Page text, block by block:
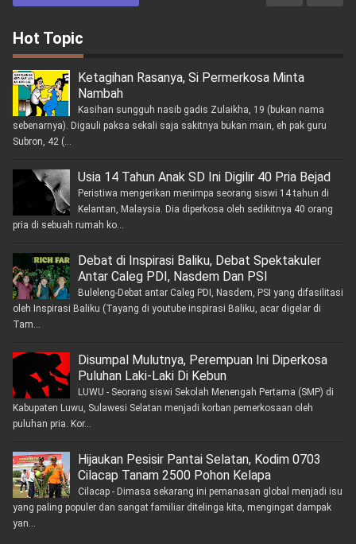
Hot Topic
Ketagihan Rasanya, Si Permerkosa Minta
Nambah
Kasihan sungguh nasib gadis Zulaikha, 19 (bukan nama
sebenarnya). Digauli paksa sekali saja sakitnya bukan main, eh pak guru
Subron, 42 (...
Usia 14 Tahun Anak SD Ini Digilir 40 Pria Bejad
Peristiwa mengerikan menimpa seorang siswi 14 tahun di
Kelantan, Malaysia. Dia diperkosa oleh sedikitnya 40 orang
pria di sebuah rumah ko...
Debat di Inspirasi Baliku, Debat Spektakuler
Antar Caleg PDI, Nasdem Dan PSI
Buleleng-Debat antar Caleg PDI, Nasdem, PSI yang difasilitasi
oleh Inspirasi Baliku (Tayang di youtube inspirasi Baliku, acar digelar di
Tam...
Disumpal Mulutnya, Perempuan Ini Diperkosa
Puluhan Laki-Laki Di Kebun
LUWU - Seorang siswi Sekolah Menengah Pertama (SMP) di
Kabupaten Luwu, Sulawesi Selatan menjadi korban pemerkosaan oleh
puluhan pria. Kor...
Hijaukan Pesisir Pantai Selatan, Kodim 0703
Cilacap Tanam 2500 Pohon Kelapa
Cilacap - Dimasa sekarang ini pemanasan global menjadi isu
yang paling populer dan sangat familiar ditelinga kita, mengingat dampak
yan...